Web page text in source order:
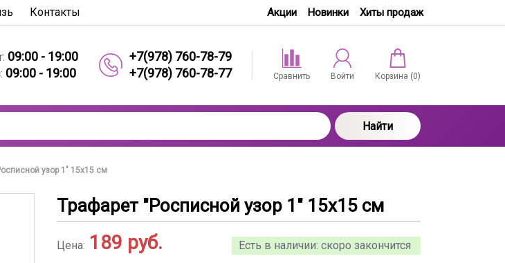
Контакты Акции Новинки Хиты продаж
09:00 - 19:00
09:00 - 19:00
+7(978) 760-78-79
+7(978) 760-78-77
Сравнить Войти Корзина (0)
Найти
узор 1" 15х15 см
Трафарет "Росписной узор 1" 15х15 см
Есть в наличии: скоро закончится
Цена: 189 руб.